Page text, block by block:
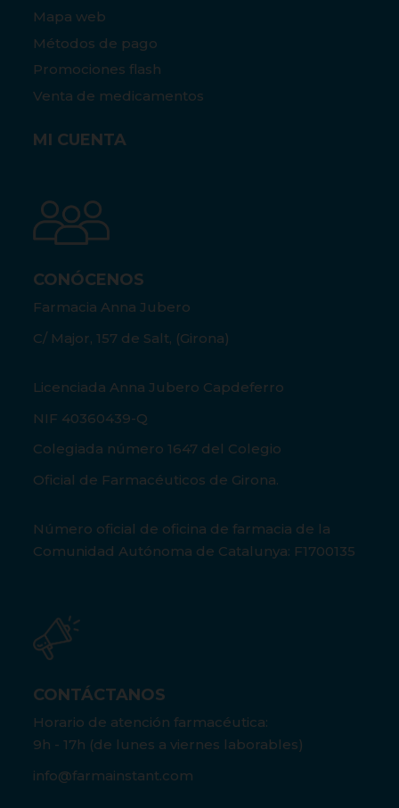
Mapa web
Métodos de pago
Promociones flash
Venta de medicamentos
MI CUENTA
CONÓCENOS
Farmacia Anna Jubero
C/ Major, 157 de Salt, (Girona)
Licenciada Anna Jubero Capdeferro
NIF 40360439-Q
Colegiada número 1647 del Colegio
Oficial de Farmacéuticos de Girona.
Número oficial de oficina de farmacia de la
Comunidad Autónoma de Catalunya: F1700135
CONTÁCTANOS
Horario de atención farmacéutica:
9h - 17h (de lunes a viernes laborables)
info@farmainstant.com